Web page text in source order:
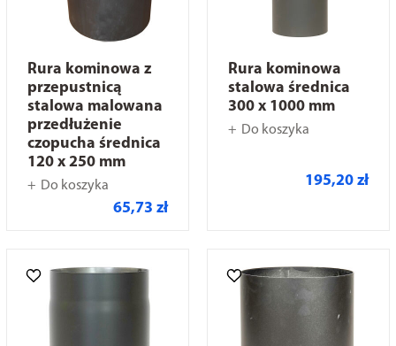
Rura kominowa z
przepustnicą
stalowa malowana
przedłużenie
czopucha średnica
120 x 250 mm
Do koszyka
65,73 zł
Rura kominowa
stalowa średnica
300 x 1000 mm
Do koszyka
195,20 zł